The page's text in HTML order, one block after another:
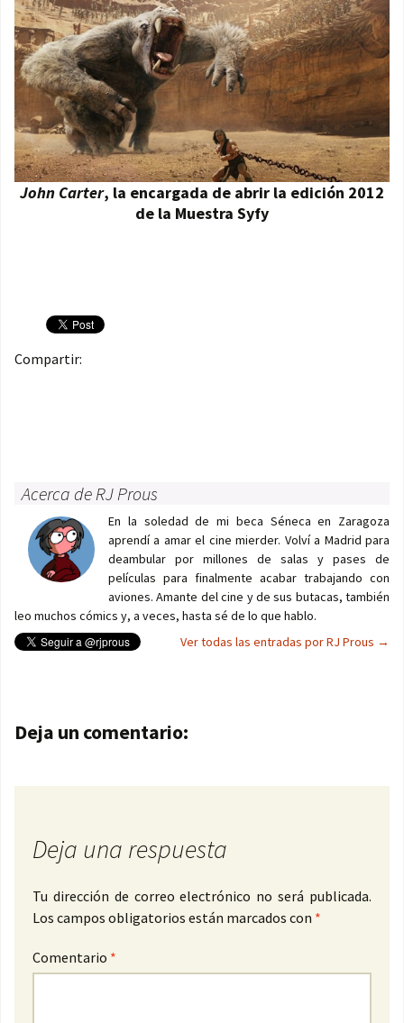
John Carter, la encargada de abrir la edición 2012
de la Muestra Syfy
Compartir:
Acerca de RJ Prous
En la soledad de mi beca Séneca en Zaragoza
aprendí a amar el cine mierder. Volví a Madrid para
deambular por millones de salas y pases de
películas para finalmente acabar trabajando con
aviones. Amante del cine y de sus butacas, también
leo muchos cómics y, a veces, hasta sé de lo que hablo.
Ver todas las entradas por RJ Prous →
Navegación de entradas
Deja un comentario:
Deja una respuesta
Tu dirección de correo electrónico no será publicada.
Los campos obligatorios están marcados con *
Comentario *